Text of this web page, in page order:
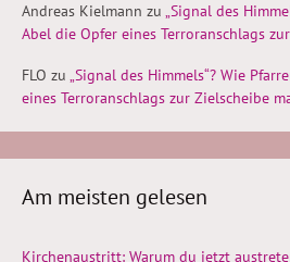
Andreas Kielmann zu „Signal des
Abel die Opfer eines Terroranschlags
FLO zu „Signal des Himmels“? Wie
eines Terroranschlags zur Zielscheibe
Am meisten gelesen
Kirchenaustritt: Warum du jetzt